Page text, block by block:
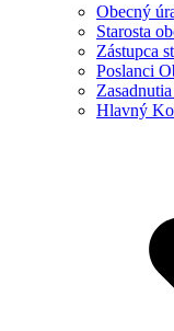
Obecný
Starosta
Zástupca
Poslanci
Hlavný